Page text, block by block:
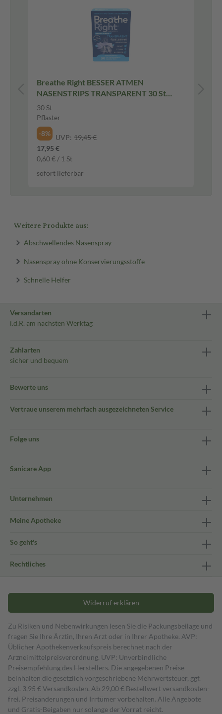
Breathe Right BESSER ATMEN
NASENSTRIPS TRANSPARENT 30 St
Pflaster
30 St
Pflaster
-8%
UVP: 19,45 €
17,95 €
0,60 € / 1 St
sofort lieferbar
Weitere Produkte aus:
Abschwellendes Nasenspray
Nasenspray ohne Konservierungsstoffe
Schnelle Helfer
Versandarten
i.d.R. am nächsten Werktag
Zahlarten
sicher und bequem
Bewerte uns
Vertraue unserem mehrfach ausgezeichneten Service
Folge uns
Sanicare App
Unternehmen
Meine Apotheke
So geht's
Rechtliches
Widerruf erklären
Zu Risiken und Nebenwirkungen lesen Sie die Packungsbeilage und
fragen Sie Ihre Ärztin, Ihren Arzt oder in Ihrer Apotheke. AVP:
Üblicher Apothekenverkaufspreis berechnet nach der
Arzneimittelpreisverordnung. UVP: Unverbindliche
Preisempfehlung des Herstellers. Die angegebenen Preise
beinhalten die gesetzlich vorgeschriebene Mehrwertsteuer, ggf.
zzgl. 3,95 € Versandkosten. Ab 29,00 € Bestell­wert versand­kosten­
frei. Preisänderungen und Irrtümer vorbehalten. Alle Angebote
und Gratis-Beigaben nur solange der Vorrat reicht.